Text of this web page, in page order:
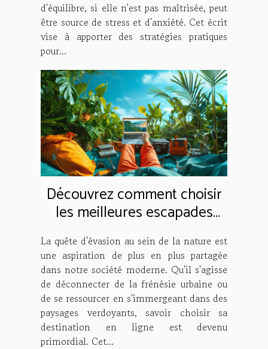
d'équilibre, si elle n'est pas maîtrisée, peut
être source de stress et d'anxiété. Cet écrit
vise à apporter des stratégies pratiques
pour...
Découvrez comment choisir
les meilleures escapades
nature en ligne
La quête d'évasion au sein de la nature est
une aspiration de plus en plus partagée
dans notre société moderne. Qu'il s'agisse
de déconnecter de la frénésie urbaine ou
de se ressourcer en s'immergeant dans des
paysages verdoyants, savoir choisir sa
destination en ligne est devenu
primordial. Cet...